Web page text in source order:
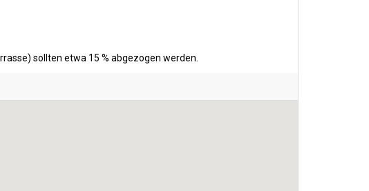
sollten etwa 15 % abgezogen werden.